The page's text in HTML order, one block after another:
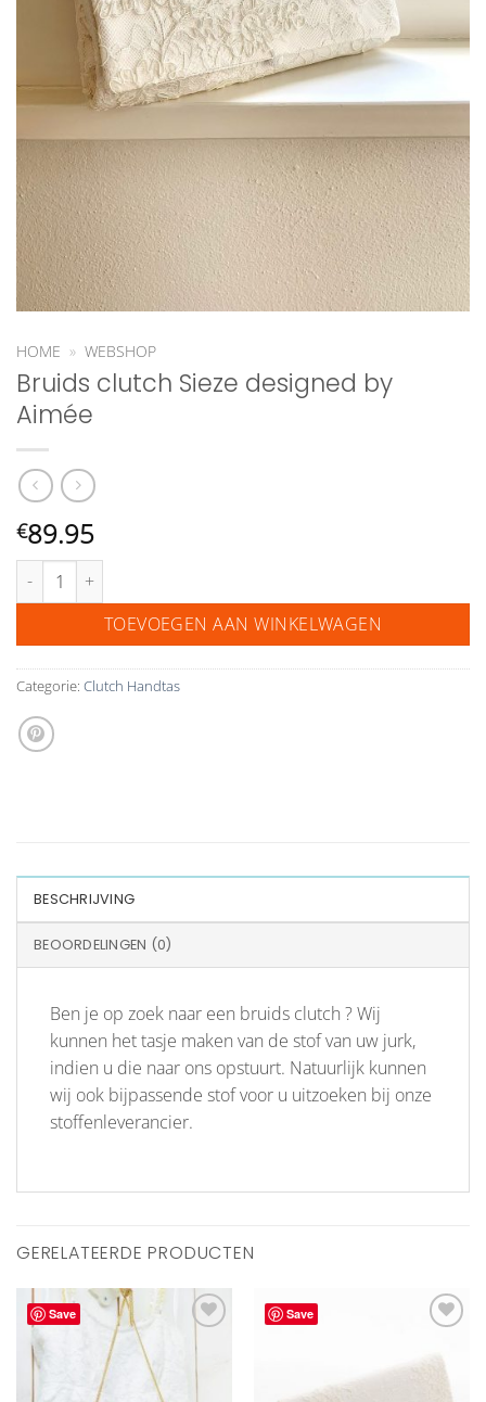
HOME » WEBSHOP
Bruids clutch Sieze designed by
Aimée
€89.95
Bruids clutch Sieze designed by Aimée aantal
TOEVOEGEN AAN WINKELWAGEN
Categorie: Clutch Handtas
BESCHRIJVING
BEOORDELINGEN (0)
Ben je op zoek naar een bruids clutch ? Wij
kunnen het tasje maken van de stof van uw jurk,
indien u die naar ons opstuurt. Natuurlijk kunnen
wij ook bijpassende stof voor u uitzoeken bij onze
stoffenleverancier.
GERELATEERDE PRODUCTEN
Save
toevoegen
Save
verlanglijst
toevoegen